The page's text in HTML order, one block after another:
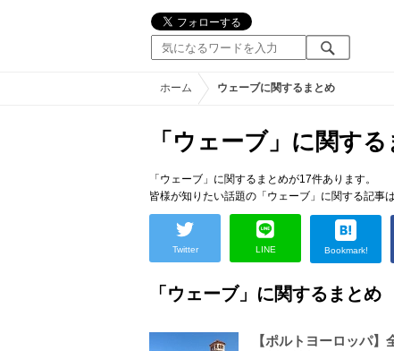
ホーム ウェーブに関するまとめ
「ウェーブ」に関す
「ウェーブ」に関するまとめが17件あります。
皆様が知りたい話題の「ウェーブ」に関する記事
Twitter LINE Bookmark!
「ウェーブ」に関するまとめ
【ポルトヨーロッパ